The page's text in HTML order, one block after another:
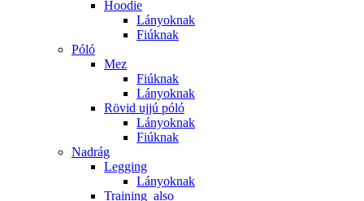
Hoodie
Lányoknak
Fiúknak
Póló
Mez
Fiúknak
Lányoknak
Rövid ujjú póló
Lányoknak
Fiúknak
Nadrág
Legging
Lányoknak
Training_also